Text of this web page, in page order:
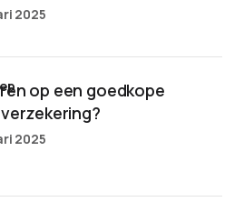
2025
op een goedkope
2025